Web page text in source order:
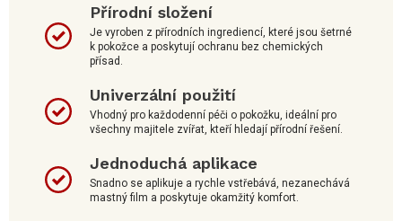
Přírodní složení
Je vyroben z přírodních ingrediencí, které jsou šetrné
k pokožce a poskytují ochranu bez chemických
přísad.
Univerzální použití
Vhodný pro každodenní péči o pokožku, ideální pro
všechny majitele zvířat, kteří hledají přírodní řešení.
Jednoduchá aplikace
Snadno se aplikuje a rychle vstřebává, nezanechává
mastný film a poskytuje okamžitý komfort.